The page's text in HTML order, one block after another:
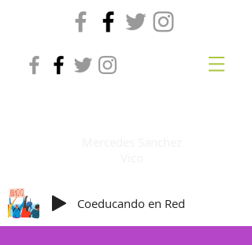
Coeducando en Red